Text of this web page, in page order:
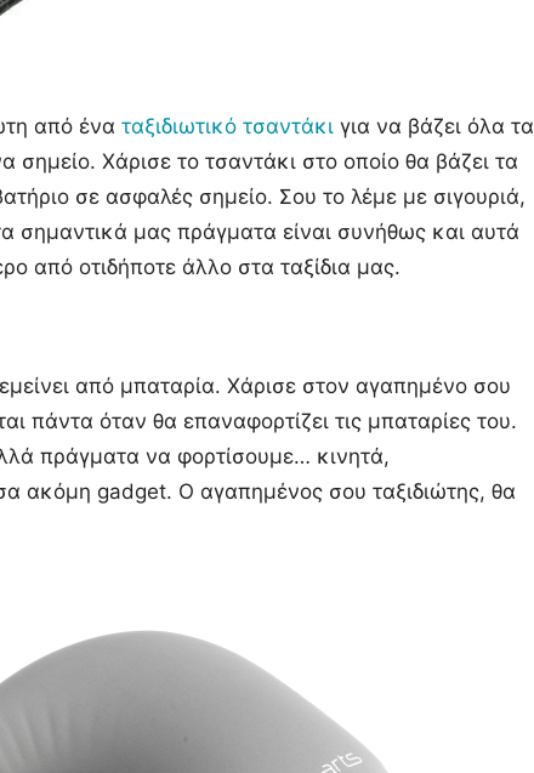
από ένα ταξιδιωτικό τσαντάκι για να βάζει όλα τα
Χάρισε το τσαντάκι στο οποίο θα βάζει τα
σε ασφαλές σημείο. Σου το λέμε με σιγουριά,
σημαντικά μας πράγματα είναι συνήθως και αυτά
από οτιδήποτε άλλο στα ταξίδια μας.
από μπαταρία. Χάρισε στον αγαπημένο σου
πάντα όταν θα επαναφορτίζει τις μπαταρίες του.
πράγματα να φορτίσουμε… κινητά,
ακόμη gadget. Ο αγαπημένος σου ταξιδιώτης, θα